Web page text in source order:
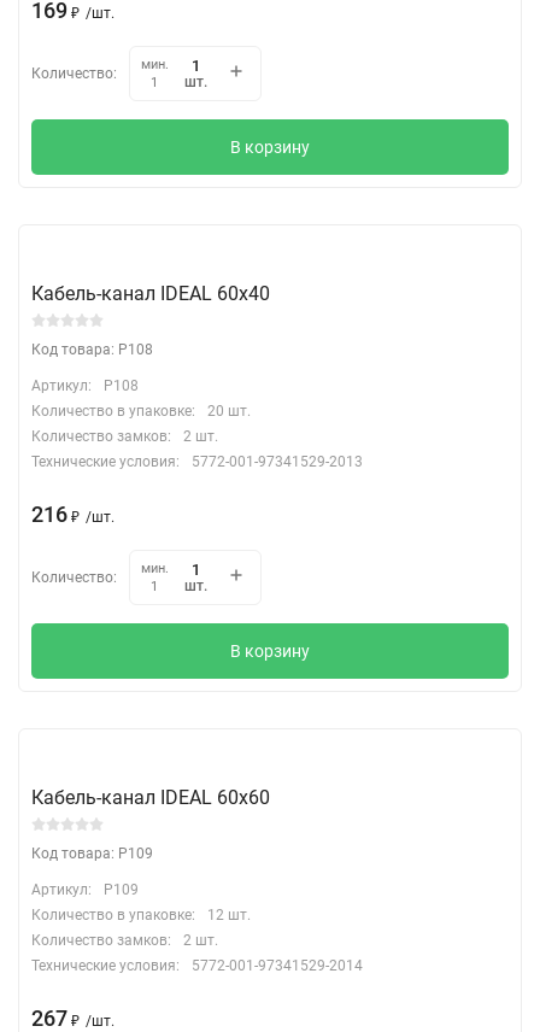
169 ₽ /шт.
Количество:
мин.
1
шт.
В корзину
Кабель-канал IDEAL 60х40
Код товара: P108
Артикул:
P108
Количество в упаковке:
20 шт.
Количество замков:
2 шт.
Технические условия:
5772-001-97341529-2013
216 ₽ /шт.
Количество:
мин.
1
шт.
В корзину
Кабель-канал IDEAL 60х60
Код товара: P109
Артикул:
P109
Количество в упаковке:
12 шт.
Количество замков:
2 шт.
Технические условия:
5772-001-97341529-2014
267 ₽ /шт.